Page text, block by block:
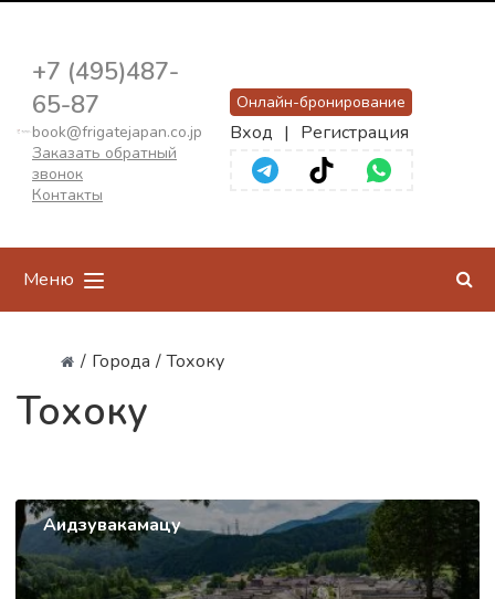
+7 (495)487-
65-87
book@frigatejapan.co.jp
Заказать обратный
звонок
Контакты
Онлайн-бронирование
Вход | Регистрация
Меню
/ Города / Тохоку
Тохоку
Аидзувакамацу